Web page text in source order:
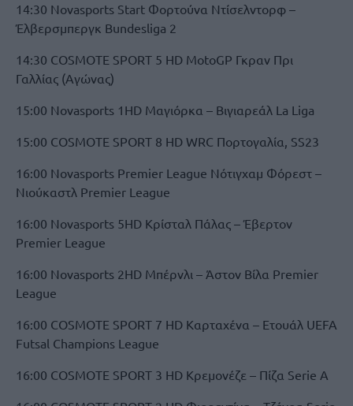
14:30 Novasports Start Φορτούνα Ντίσελντορφ –
Έλβερσμπεργκ Bundesliga 2
14:30 COSMOTE SPORT 5 HD MotoGP Γκραν Πρι
Γαλλίας (Αγώνας)
15:00 Novasports 1HD Μαγιόρκα – Βιγιαρεάλ La Liga
15:00 COSMOTE SPORT 8 HD WRC Πορτογαλία, SS23
16:00 Novasports Premier League Νότιγχαμ Φόρεστ –
Νιούκαστλ Premier League
16:00 Novasports 5HD Κρίσταλ Πάλας – Έβερτον
Premier League
16:00 Novasports 2HD Μπέρνλι – Άστον Βίλα Premier
League
16:00 COSMOTE SPORT 7 HD Καρταχένα – Ετουάλ UEFA
Futsal Champions League
16:00 COSMOTE SPORT 3 HD Κρεμονέζε – Πίζα Serie A